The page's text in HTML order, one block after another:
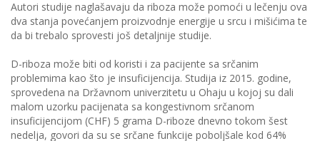
Autori studije naglašavaju da riboza može pomoći u lečenju ova
dva stanja povećanjem proizvodnje energije u srcu i mišićima te
da bi trebalo sprovesti još detaljnije studije.
D-riboza može biti od koristi i za pacijente sa srčanim
problemima kao što je insuficijencija. Studija iz 2015. godine,
sprovedena na Državnom univerzitetu u Ohaju u kojoj su dali
malom uzorku pacijenata sa kongestivnom srčanom
insuficijencijom (CHF) 5 grama D-riboze dnevno tokom šest
nedelja, govori da su se srčane funkcije poboljšale kod 64%